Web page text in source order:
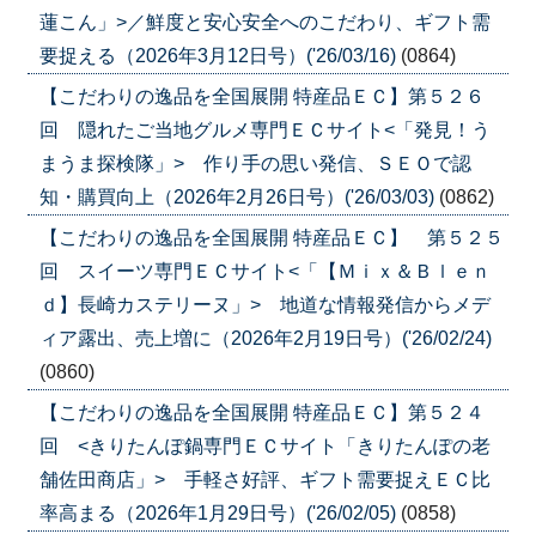
蓮こん」>／鮮度と安心安全へのこだわり、ギフト需
要捉える（2026年3月12日号）('26/03/16) (0864)
【こだわりの逸品を全国展開 特産品ＥＣ】第５２６
回 隠れたご当地グルメ専門ＥＣサイト<「発見！う
まうま探検隊」> 作り手の思い発信、ＳＥＯで認
知・購買向上（2026年2月26日号）('26/03/03) (0862)
【こだわりの逸品を全国展開 特産品ＥＣ】 第５２５
回 スイーツ専門ＥＣサイト<「【Ｍｉｘ＆Ｂｌｅｎ
ｄ】長崎カステリーヌ」> 地道な情報発信からメデ
ィア露出、売上増に（2026年2月19日号）('26/02/24)
(0860)
【こだわりの逸品を全国展開 特産品ＥＣ】第５２４
回 <きりたんぽ鍋専門ＥＣサイト「きりたんぽの老
舗佐田商店」> 手軽さ好評、ギフト需要捉えＥＣ比
率高まる（2026年1月29日号）('26/02/05) (0858)